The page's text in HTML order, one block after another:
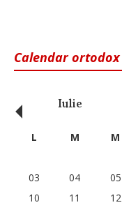
Calendar ortodox
Iulie
‹ L M M
03
04 05
10
11 12